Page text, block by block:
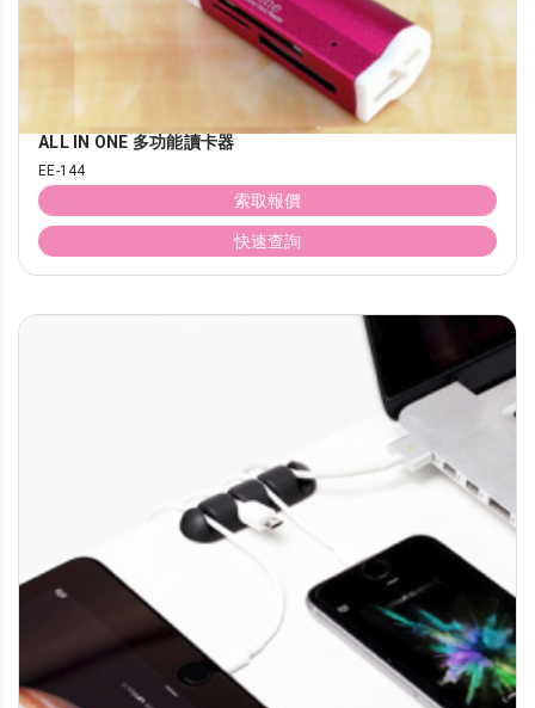
ALL IN ONE 多功能讀卡器
EE-144
索取報價
快速查詢